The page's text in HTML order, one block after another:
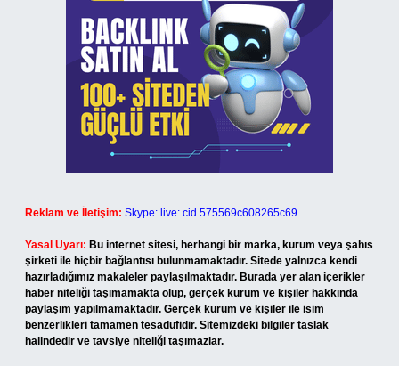
Reklam ve İletişim: Skype: live:.cid.575569c608265c69
Yasal Uyarı: Bu internet sitesi, herhangi bir marka, kurum veya şahıs
şirketi ile hiçbir bağlantısı bulunmamaktadır. Sitede yalnızca kendi
hazırladığımız makaleler paylaşılmaktadır. Burada yer alan içerikler
haber niteliği taşımamakta olup, gerçek kurum ve kişiler hakkında
paylaşım yapılmamaktadır. Gerçek kurum ve kişiler ile isim
benzerlikleri tamamen tesadüfidir. Sitemizdeki bilgiler taslak
halindedir ve tavsiye niteliği taşımazlar.